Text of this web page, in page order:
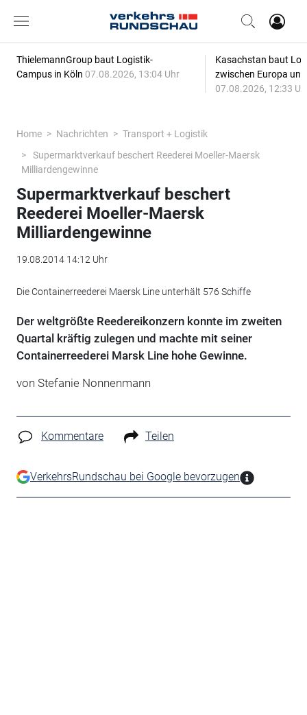
ThielemannGroup baut Logistik-
Campus in Köln 07.08.2026, 13:04 Uhr
Kasachstan baut
zwischen Europa
07.08.2026, 12:33
Home Nachrichten
Transport + Logistik
Supermarktverkauf beschert Reederei Moeller-Maersk
Milliardengewinne
Supermarktverkauf beschert
Reederei Moeller-Maersk
Milliardengewinne
19.08.2014 14:12 Uhr
Die Containerreederei Maersk Line unterhält 576 Schiffe
Der weltgrößte Reedereikonzern konnte im zweiten
Quartal kräftig zulegen und machte mit seiner
Containerreederei Marsk Line hohe Gewinne.
von Stefanie Nonnenmann
Kommentare Teilen
VerkehrsRundschau bei Google bevorzugen